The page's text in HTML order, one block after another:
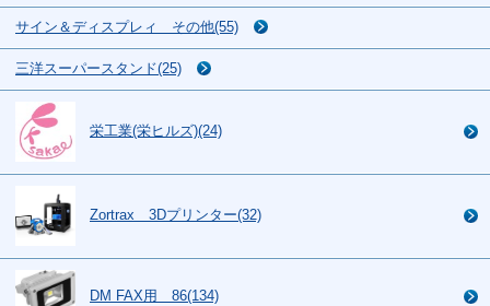
サイン＆ディスプレィ その他(55)
三洋スーパースタンド(25)
栄工業(栄ヒルズ)(24)
Zortrax 3Dプリンター(32)
DM FAX用 86(134)